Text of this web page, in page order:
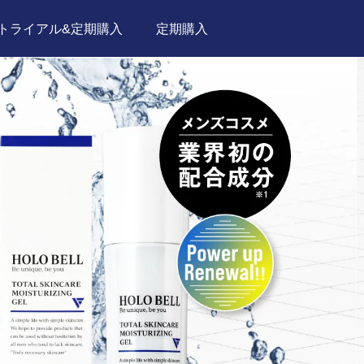
ライアル&定期購入 定期購入